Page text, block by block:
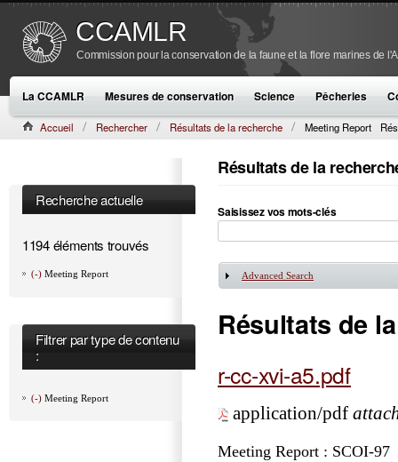
CCAMLR
Commission pour la conservation de la faune et la flore marines de
La CCAMLR Mesures de conservation Science Pêcheries
Accueil Rechercher Résultats de la recherche Meeting Report
Recherche actuelle
1194 éléments trouvés
(-) Meeting Report
Filtrer par type de contenu
:
(-) Meeting Report
Résultats de la
Saisissez vos mots-clés
Afficher
Advanced Search
Résultats de
r-cc-xvi-a5.pdf
application/pdf
Meeting Report : SCOI-97